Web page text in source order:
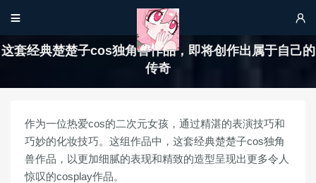
 
这套经典楚楚子cos独角兽作品，即将创作出属于自己的
传奇
作为一位热爱cos的二次元女孩，通过精湛的表演技巧和
巧妙的化妆技巧。这组作品中，这套经典楚楚子cos独角
兽作品，以更加细腻的表现和精致的造型呈现出更多令人
惊叹的cosplay作品。